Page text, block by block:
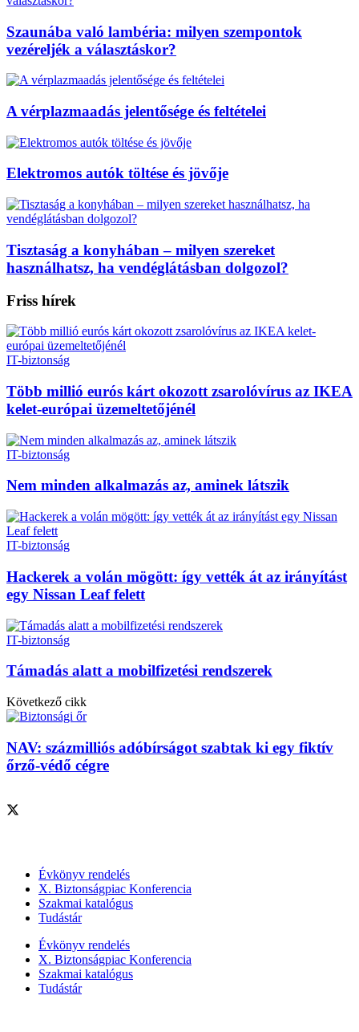
Szaunába való lambéria: milyen szempontok
vezéreljék a választáskor?
A vérplazmaadás jelentősége és feltételei
Elektromos autók töltése és jövője
Tisztaság a konyhában – milyen szereket
használhatsz, ha vendéglátásban dolgozol?
Friss hírek
IT-biztonság
Több millió eurós kárt okozott zsarolóvírus az IKEA
kelet-európai üzemeltetőjénél
IT-biztonság
Nem minden alkalmazás az, aminek látszik
IT-biztonság
Hackerek a volán mögött: így vették át az irányítást
egy Nissan Leaf felett
IT-biztonság
Támadás alatt a mobilfizetési rendszerek
Következő cikk
NAV: százmilliós adóbírságot szabtak ki egy fiktív
őrző-védő cégre
Évkönyv rendelés
X. Biztonságpiac Konferencia
Szakmai katalógus
Tudástár
Évkönyv rendelés
X. Biztonságpiac Konferencia
Szakmai katalógus
Tudástár